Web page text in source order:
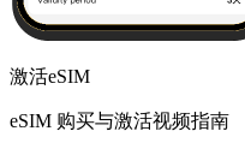
激活eSIM
eSIM 购买与激活视频指南